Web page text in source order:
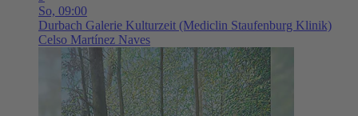
So, 09:00
Durbach Galerie Kulturzeit (Mediclin Staufenburg Klinik)
Celso Martínez Naves